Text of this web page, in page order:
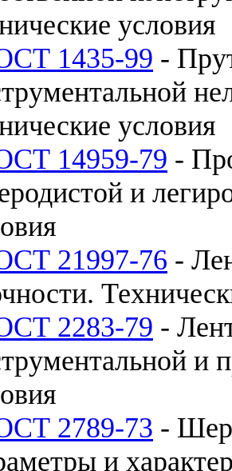
условия
1435-99 -
условия
14959-79 -
и
21997-76 -
2283-79 -
и
2789-73 -
и